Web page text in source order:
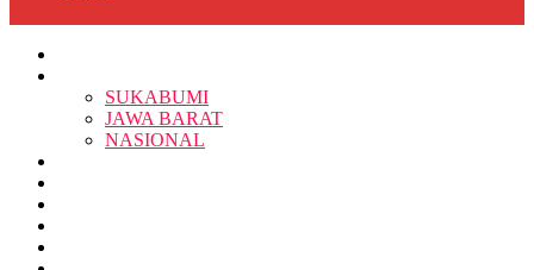
SUKABUMI
SUKABUMI
JAWA BARAT
NASIONAL